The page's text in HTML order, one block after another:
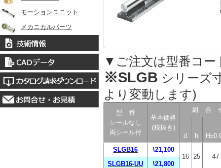
モーションユニット
メカニカルパーツ
▼ご注文は型番コー
※SLGB シリーズ
より変動します)
型 番
シールなし
両シール付
基本価格
(税抜き)
組 合
d h
SLGB16
\21,100
16
25
47
SLGB16-UU
\21,800